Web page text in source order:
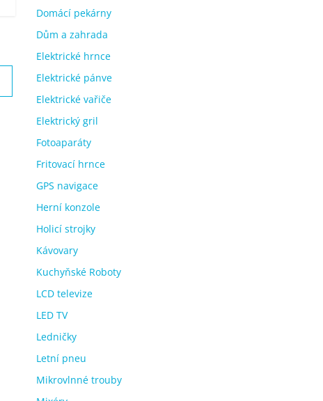
Domácí pekárny
Dům a zahrada
Elektrické hrnce
Elektrické pánve
Elektrické vařiče
Elektrický gril
Fotoaparáty
Fritovací hrnce
GPS navigace
Herní konzole
Holicí strojky
Kávovary
Kuchyňské Roboty
LCD televize
LED TV
Ledničky
Letní pneu
Mikrovlnné trouby